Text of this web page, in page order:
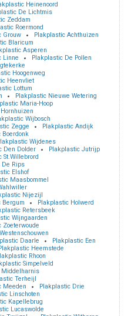
Heinenoord
De Lichtmis
Zeddam
Roermond
Grouw
Plakplastic Achthuizen
Blaricum
Asperen
Linne
Plakplastic De Pollen
Hoogenweg
Heenvliet
Lottum
Plakplastic Nieuwe Wetering
Maria-Hoop
Wijbosch
Zegge
Plakplastic Andijk
Boerdonk
Wijdenes
Den Dolder
Plakplastic Jutrijp
St.Willebrord
De Rips
Elshof
Maasbommel
Nijezijl
Bergum
Plakplastic Holwerd
Retersbeek
Wijngaarden
Zoeterwoude
Daarle
Plakplastic Een
Heemstede
Rhoon
Simpelveld
Middelharnis
Terheijl
Meeden
Plakplastic Drie
Linschoten
Kapellebrug
Lucaswolde